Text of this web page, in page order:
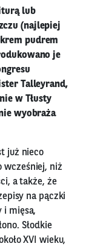
lub
(najlepiej
pudrem
je
Talleyrand,
w Tłusty
wyobraża
już nieco
wcześniej, niż
a także, że
na pączki
i mięsa,
Słodkie
XVI wieku,